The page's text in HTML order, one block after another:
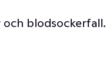
blodsockerfall.